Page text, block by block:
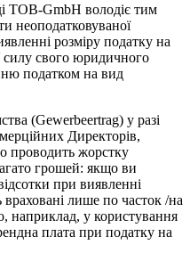
ТОВ-GmbH володіє тим
неоподатковуваної
розміру податку на
силу свого юридичного
податком на вид
(Gewerbeertrag) у разі
Директорів,
проводить жорстку
грошей: якщо ви
при виявленні
враховані лише по часток /на
наприклад, у користування
плата при податку на